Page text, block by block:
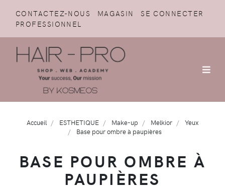
CONTACTEZ-NOUS MAGASIN
SE CONNECTER
PROFESSIONNEL
Accueil ESTHETIQUE Make-up Melkior
Yeux
Base pour ombre à paupières
BASE POUR OMBRE À
PAUPIÈRES